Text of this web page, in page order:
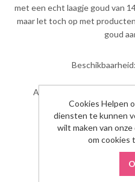
met een echt laagje goud van
maar let toch op met
goud
Beschikbaarheid:
Artikelnummer Voorraad
Aantal:
Cookies Helpen
diensten te kunnen
wilt maken van
om cookies